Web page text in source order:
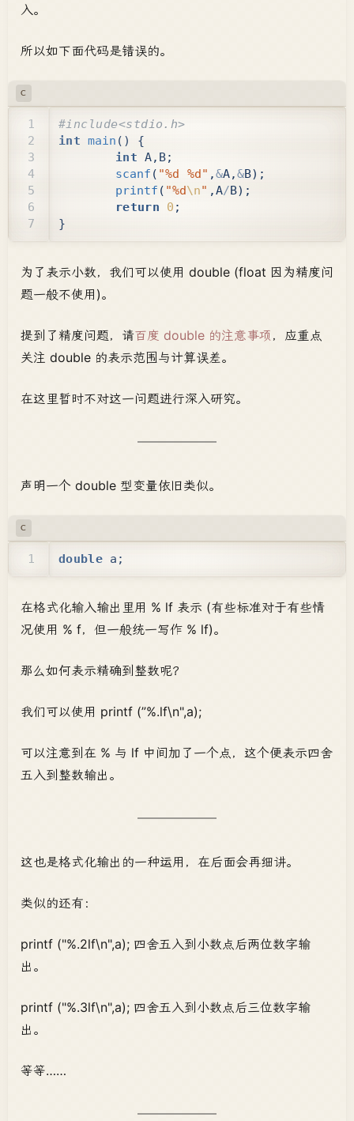
入。
所以如下面代码是错误的。
C
4
#include<stdio.h>
int main ()
{
int A, B;
scanf ( "%d %d" ,&A,&B);
printf ( "%d\n" ,A/B);
return
0 ;
}
为了表示小数，我们可以使用 double (float 因为精度问
题一般不使用)。
提到了精度问题，请百度 double 的注意事项 ，应重点
关注 double 的表示范围与计算误差。
在这里暂时不对这一问题进行深入研究。
声明一个 double 型变量依旧类似。
C
double a ;
在格式化输入输出里用 % lf 表示 (有些标准对于有些情
况使用 % f，但一般统一写作 % lf)。
那么如何表示精确到整数呢？
我们可以使用 printf (”%.lf\n",a);
可以注意到在 % 与 lf 中间加了一个点，这个便表示四舍
五入到整数输出。
这也是格式化输出的一种运用，在后面会再细讲。
类似的还有：
printf ("%.2lf\n",a); 四舍五入到小数点后两位数字输
出。
printf ("%.3lf\n",a); 四舍五入到小数点后三位数字输
出。
等等……